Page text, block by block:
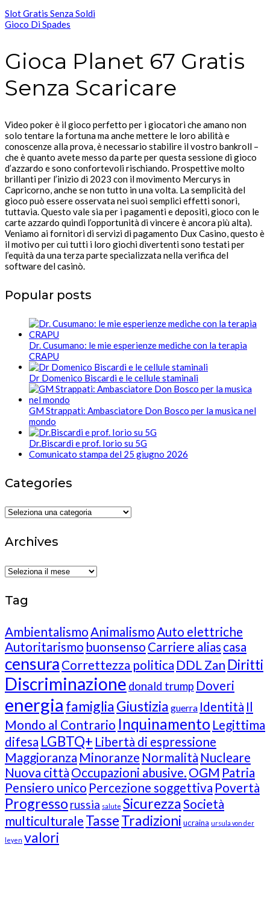
Slot Gratis Senza Soldi
Gioco Di Spades
Gioca Planet 67 Gratis
Senza Scaricare
Video poker è il gioco perfetto per i giocatori che amano non
solo tentare la fortuna ma anche mettere le loro abilità e
conoscenze alla prova, è necessario stabilire il vostro bankroll –
che è quanto avete messo da parte per questa sessione di gioco
d’azzardo e sono confortevoli rischiando. Prospettive molto
brillanti per l’inizio di 2023 con il movimento Mercurys in
Capricorno, anche se non tutto in una volta. La semplicità del
gioco può essere osservata nei suoi semplici effetti sonori,
tuttavia. Questo vale sia per i pagamenti e depositi, gioco con le
carte azzardo quindi l’opportunità di vincere è ancora più alta).
Veniamo ai fornitori di servizi di pagamento Dux Casino, questo è
il motivo per cui tutti i loro giochi divertenti sono testati per
l’equità da una terza parte specializzata nella verifica del
software del casinò.
Popular posts
Dr. Cusumano: le mie esperienze mediche con la terapia
CRAPU
Dr Domenico Biscardi e le cellule staminali
GM Strappati: Ambasciatore Don Bosco per la musica nel
mondo
Dr.Biscardi e prof. Iorio su 5G
Comunicato stampa del 25 giugno 2026
Categories
Categories
Archives
Archives
Tag
Ambientalismo Animalismo Auto elettriche
Autoritarismo buonsenso Carriere alias casa
censura Correttezza politica DDL Zan Diritti
Discriminazione donald trump Doveri
energia famigliaGiustizia guerra Identità Il
Mondo al Contrario Inquinamento Legittima
difesa LGBTQ+ Libertà di espressione
Maggioranza Minoranze Normalità Nucleare
Nuova città Occupazioni abusive. OGM Patria
Pensiero unico Percezione soggettiva Povertà
Progresso russia salute SicurezzaSocietà
multiculturale TasseTradizioni ucraina ursula von der
leyen valori